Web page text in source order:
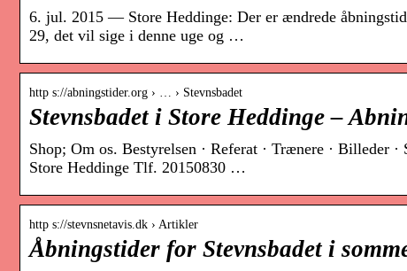
6. jul. 2015 — Store Heddinge: Der er ændrede
29, det vil sige i denne uge og …
http s://abningstider.org › … › Stevnsbadet
Stevnsbadet i Store Heddinge –
Shop; Om os. Bestyrelsen · Referat · Trænere ·
Store Heddinge Tlf. 20150830 …
http s://stevnsnetavis.dk › Artikler
Åbningstider for Stevnsbadet i